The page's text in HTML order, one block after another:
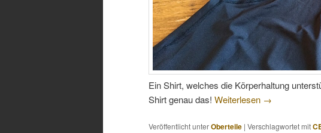
Ein Shirt, welches die Körperhaltung
Shirt genau das! Weiterlesen →
Veröffentlicht unterOberteile | Verschlagwortet mit